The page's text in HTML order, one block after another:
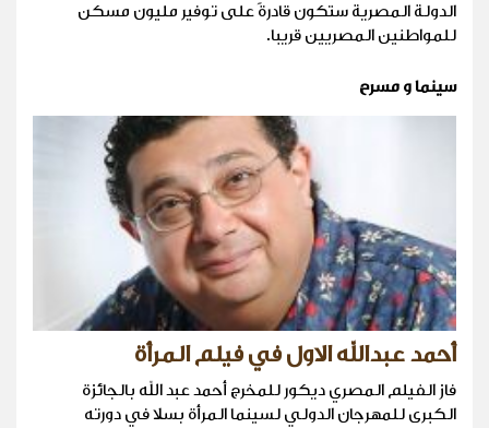
الدولة المصرية ستكون قادرةً على توفير مليون مسكن
للمواطنين المصريين قريبا.
سينما و مسرح
أحمد عبدالله الاول في فيلم المرأة
فاز الفيلم المصري ديكور للمخرج أحمد عبد الله بالجائزة
الكبرى للمهرجان الدولي لسينما المرأة بسلا في دورته